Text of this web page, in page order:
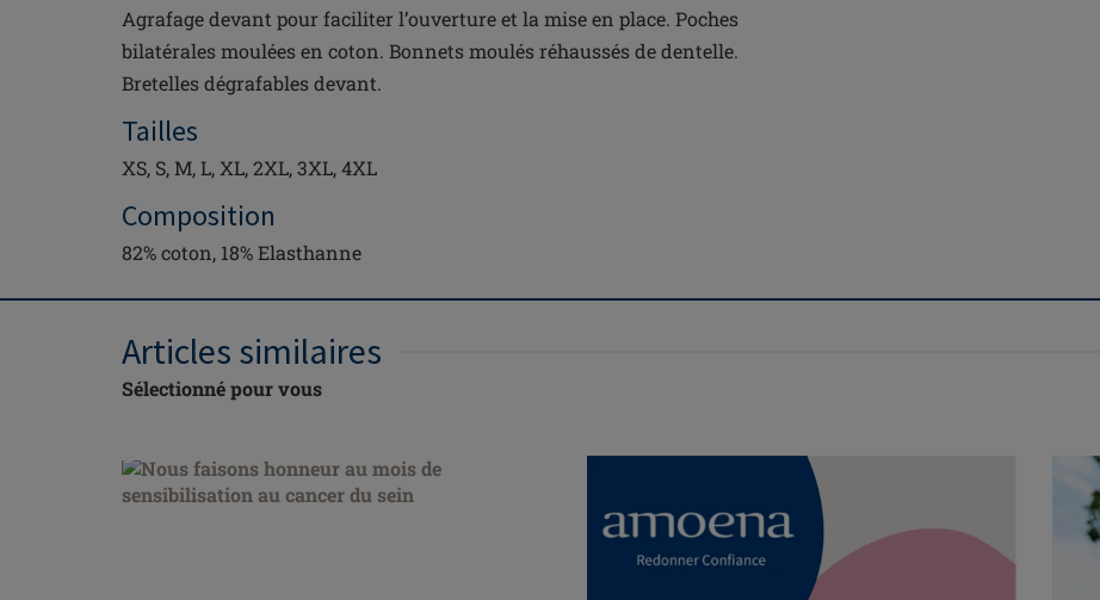
Agrafage devant pour faciliter l’ouverture et la mise en place. Poches
bilatérales moulées en coton. Bonnets moulés réhaussés de dentelle.
Bretelles dégrafables devant.
Tailles
XS, S, M, L, XL, 2XL, 3XL, 4XL
Composition
82% coton, 18% Elasthanne
Articles similaires
Sélectionné pour vous
Nous faisons honneur au mois de sensibilisation